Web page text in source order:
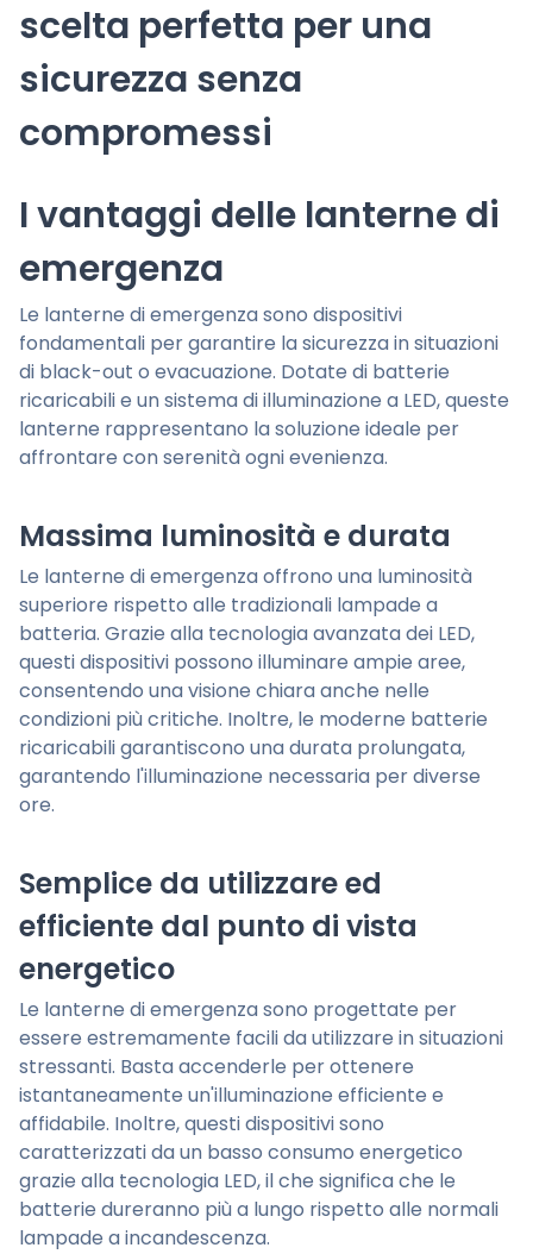
scelta perfetta per una
sicurezza senza
compromessi
I vantaggi delle lanterne di
emergenza
Le lanterne di emergenza sono dispositivi
fondamentali per garantire la sicurezza in situazioni
di black-out o evacuazione. Dotate di batterie
ricaricabili e un sistema di illuminazione a LED, queste
lanterne rappresentano la soluzione ideale per
affrontare con serenità ogni evenienza.
Massima luminosità e durata
Le lanterne di emergenza offrono una luminosità
superiore rispetto alle tradizionali lampade a
batteria. Grazie alla tecnologia avanzata dei LED,
questi dispositivi possono illuminare ampie aree,
consentendo una visione chiara anche nelle
condizioni più critiche. Inoltre, le moderne batterie
ricaricabili garantiscono una durata prolungata,
garantendo l'illuminazione necessaria per diverse
ore.
Semplice da utilizzare ed
efficiente dal punto di vista
energetico
Le lanterne di emergenza sono progettate per
essere estremamente facili da utilizzare in situazioni
stressanti. Basta accenderle per ottenere
istantaneamente un'illuminazione efficiente e
affidabile. Inoltre, questi dispositivi sono
caratterizzati da un basso consumo energetico
grazie alla tecnologia LED, il che significa che le
batterie dureranno più a lungo rispetto alle normali
lampade a incandescenza.